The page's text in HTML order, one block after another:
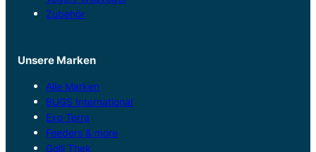
Zubehör
Unsere Marken
Alle Marken
BUGS International
Exo Terra
Feeders & more
Golli Thek